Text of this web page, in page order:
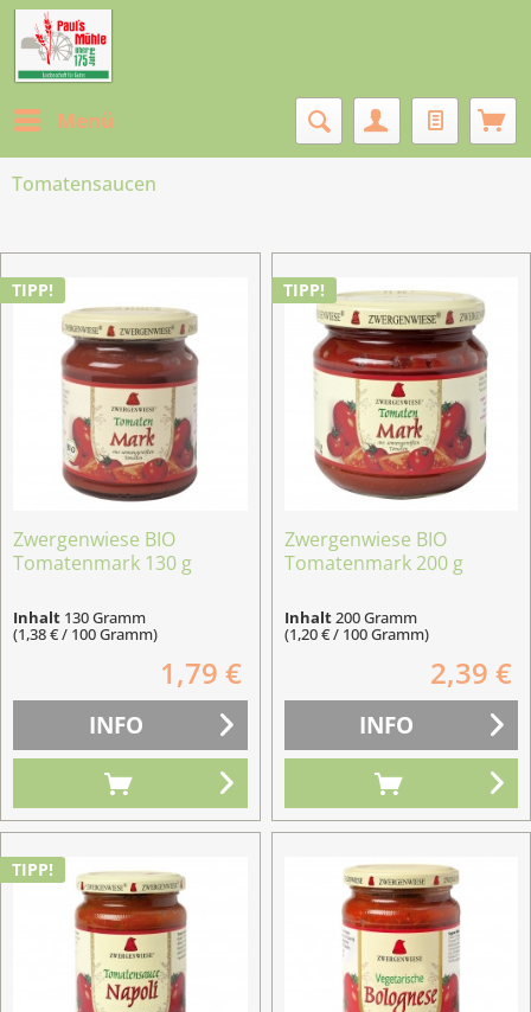
Menü
Tomatensaucen
TIPP!
Zwergenwiese BIO
Tomatenmark 130 g
Inhalt 130 Gramm
(1,38 € / 100 Gramm)
1,79 €
INFO
TIPP!
Zwergenwiese BIO
Tomatenmark 200 g
Inhalt200 Gramm
(1,20 € / 100 Gramm)
2,39 €
INFO
TIPP!